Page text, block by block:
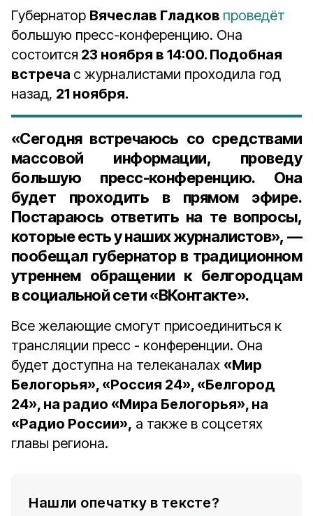
Губернатор Вячеслав Гладков проведёт
большую пресс-конференцию. Она
состоится 23 ноября в 14:00. Подобная
встреча с журналистами проходила год
назад, 21 ноября.
«Сегодня встречаюсь со средствами
массовой информации, проведу
большую пресс-конференцию. Она
будет проходить в прямом эфире.
Постараюсь ответить на те вопросы,
которые есть у наших журналистов», —
пообещал губернатор в традиционном
утреннем обращении к белгородцам
в социальной сети «ВКонтакте».
Все желающие смогут присоединиться к
трансляции пресс - конференции. Она
будет доступна на телеканалах «Мир
Белогорья», «Россия 24», «Белгород
24», на радио «Мира Белогорья», на
«Радио России», а также в соцсетях
главы региона.
Нашли опечатку в тексте?